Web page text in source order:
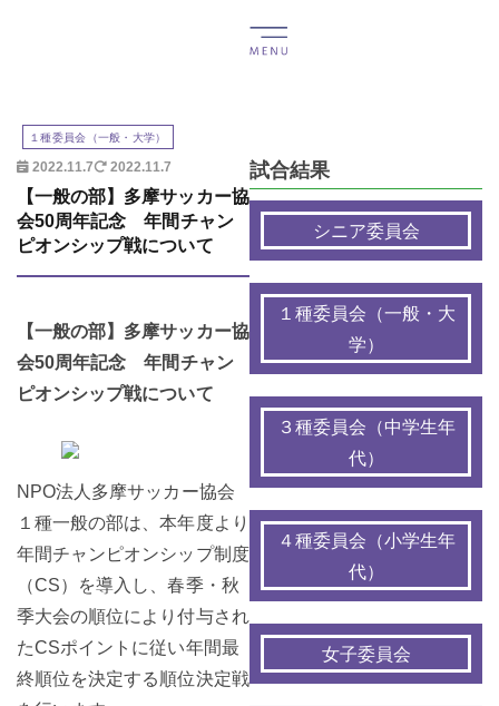
１種委員会（一般・大学）
2022.11.7 2022.11.7
【一般の部】多摩サッカー協
会50周年記念 年間チャン
ピオンシップ戦について
【一般の部】多摩サッカー協
会50周年記念 年間チャン
ピオンシップ戦について
NPO法人多摩サッカー協会
１種一般の部は、本年度より
年間チャンピオンシップ制度
（CS）を導入し、春季・秋
季大会の順位により付与され
たCSポイントに従い年間最
終順位を決定する順位決定戦
試合結果
シニア委員会
１種委員会（一般・大
学）
３種委員会（中学生年
代）
４種委員会（小学生年
代）
女子委員会